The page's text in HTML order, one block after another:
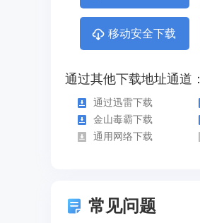
移动安全下载
通过其他下载地址通道：
通过迅雷下载
金山毒霸下载
通用网络下载
常见问题